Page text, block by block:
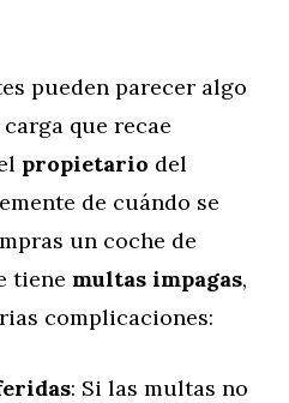
pueden parecer algo
que recae
propietario del
de cuándo se
un coche de
tiene multas impagas,
complicaciones:
: Si las multas no